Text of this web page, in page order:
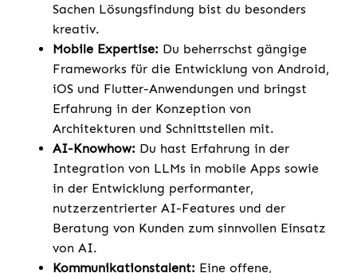
Sachen Lösungsfindung bist du besonders
kreativ.
Mobile Expertise: Du beherrschst gängige
Frameworks für die Entwicklung von Android,
iOS und Flutter-Anwendungen und bringst
Erfahrung in der Konzeption von
Architekturen und Schnittstellen mit.
AI-Knowhow: Du hast Erfahrung in der
Integration von LLMs in mobile Apps sowie
in der Entwicklung performanter,
nutzerzentrierter AI-Features und der
Beratung von Kunden zum sinnvollen Einsatz
von AI.
Kommunikationstalent: Eine offene,